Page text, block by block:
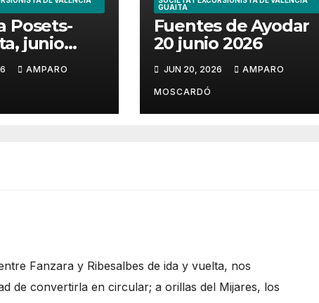
Posets-
junio
AMPARO
GUAITA
Fuentes de Ayodar
20 junio 2026
JUN 20, 2026 AMPARO
MOSCARDÓ
Fanzara y Ribesalbes de ida y vuelta, nos
de convertirla en circular; a orillas del Mijares, los